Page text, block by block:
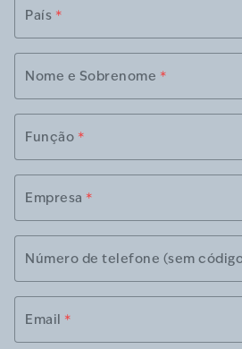
País *
Nome e Sobrenome *
Função *
Empresa *
Número de telefone (sem
Email *